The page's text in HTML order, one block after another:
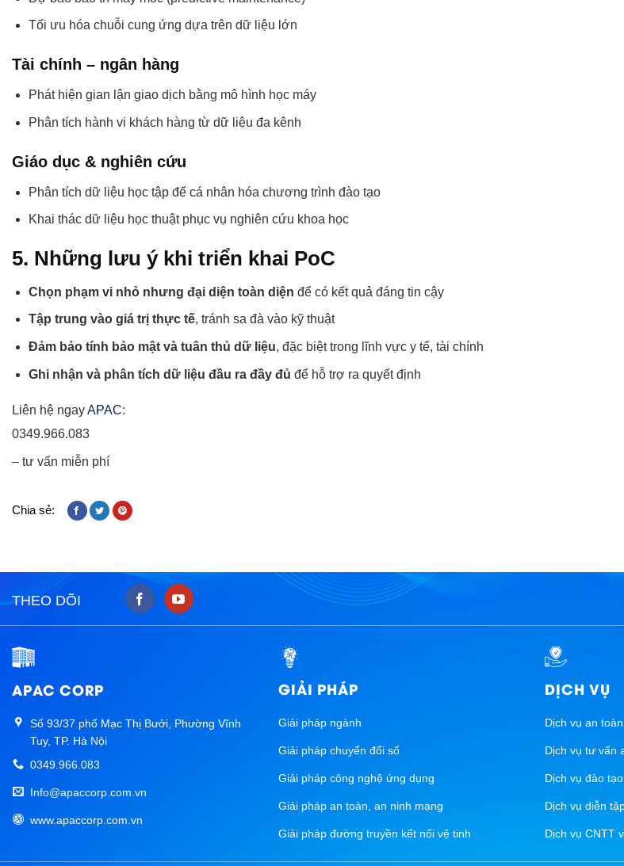
Tối ưu hóa chuỗi cung ứng dựa trên dữ liệu lớn
Tài chính – ngân hàng
Phát hiện gian lận giao dịch bằng mô hình học máy
Phân tích hành vi khách hàng từ dữ liệu đa kênh
Giáo dục & nghiên cứu
Phân tích dữ liệu học tập để cá nhân hóa chương trình đào tạo
Khai thác dữ liệu học thuật phục vụ nghiên cứu khoa học
5. Những lưu ý khi triển khai PoC
Chọn phạm vi nhỏ nhưng đại diện toàn diện để có kết quả đáng tin cậy
Tập trung vào giá trị thực tế, tránh sa đà vào kỹ thuật
Đảm bảo tính bảo mật và tuân thủ dữ liệu, đặc biệt trong lĩnh vực y tế, tài chính
Ghi nhận và phân tích dữ liệu đầu ra đầy đủ để hỗ trợ ra quyết định
Liên hệ ngayAPAC:
0349.966.083
– tư vấn miễn phí
Chia sẻ:
THEO DÕI
APAC CORP
Số 93/37 phố Mạc Thị Bưởi, Phường Vĩnh
Tuy, TP. Hà Nội
0349.966.083
Info@apaccorp.com.vn
www.apaccorp.com.vn
GIẢI PHÁP
Giải pháp ngành
Giải pháp chuyển đổi số
Giải pháp công nghệ ứng dụng
Giải pháp an toàn, an ninh mạng
Giải pháp đường truyền kết nối vệ tinh
DỊCH VỤ
Dịch vụ an
Dịch vụ tư vấn
Dịch vụ đào
Dịch vụ diễn
Dịch vụ CNTT